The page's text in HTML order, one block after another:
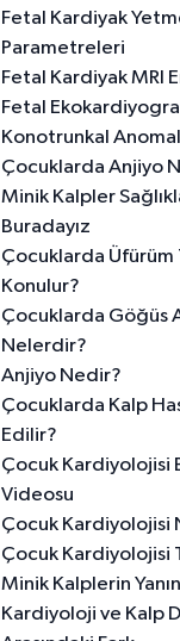
Fetal Kardiyak
Parametreleri
Fetal Kardiyak MRI
Fetal
Konotrunkal
Çocuklarda Anjiyo
Minik Kalpler
Buradayız
Çocuklarda Üfürüm
Konulur?
Çocuklarda Göğüs
Nelerdir?
Anjiyo Nedir?
Çocuklarda Kalp
Edilir?
Çocuk Kardiyolojisi
Videosu
Çocuk Kardiyolojisi
Çocuk Kardiyolojisi
Minik Kalplerin
Kardiyoloji ve Kalp